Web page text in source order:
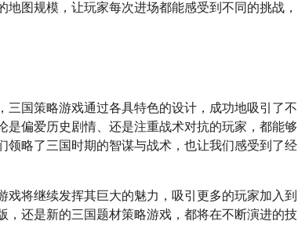
图规模，让玩家每次进场都能感受到不同的挑战，
国策略游戏通过各具特色的设计，成功地吸引了不
偏爱历史剧情、还是注重战术对抗的玩家，都能够
略了三国时期的智谋与战术，也让我们感受到了经
将继续发挥其巨大的魅力，吸引更多的玩家加入到
还是新的三国题材策略游戏，都将在不断演进的技